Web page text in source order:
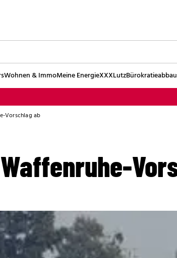
Wohnen & ImmoMeine EnergieXXXLutzBürokratieabbau
Vorschlag ab